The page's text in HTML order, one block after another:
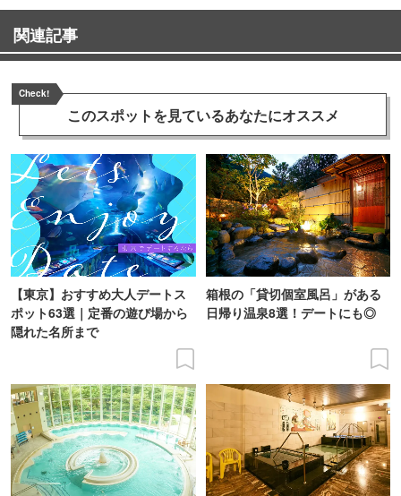
関連記事
Check!
このスポットを見ているあなたにオススメ
【東京】おすすめ大人デートス
ポット63選｜定番の遊び場から
隠れた名所まで
箱根の「貸切個室風呂」がある
日帰り温泉8選！デートにも◎